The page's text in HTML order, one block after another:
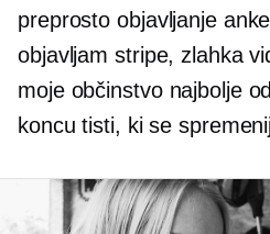
preprosto objavljanje
objavljam stripe, zlahka
moje občinstvo najbolje
koncu tisti, ki se